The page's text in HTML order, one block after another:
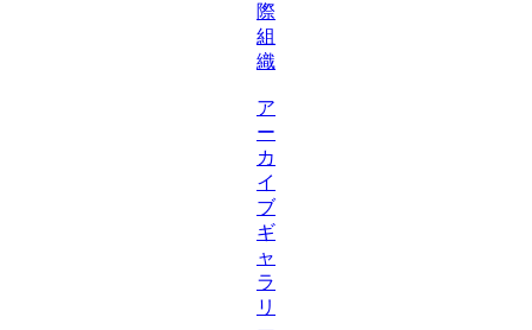
際
組
織
ア
ー
カ
イ
ブ
ギ
ャ
ラ
リ